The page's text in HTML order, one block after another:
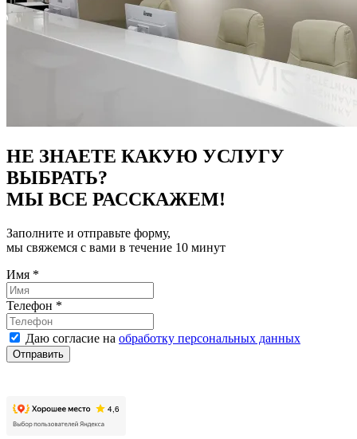
НЕ ЗНАЕТЕ КАКУЮ УСЛУГУ
ВЫБРАТЬ?
МЫ ВСЕ РАССКАЖЕМ!
Заполните и отправьте форму,
мы свяжемся с вами в течение 10 минут
Имя *
Телефон *
Даю согласие на обработку персональных данных
Отправить